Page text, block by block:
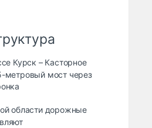
Курск – Касторное
метровый мост через
области дорожные